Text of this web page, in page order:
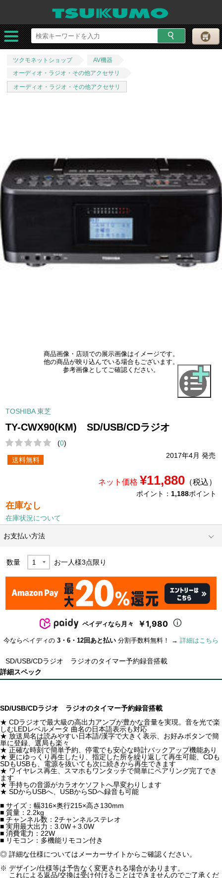
ツクモネットショップ
AV機器
オーディオ・ラジオ・その他アクセサリ
オーディオ・ラジオ・その他アクセサリ
商品画像・店頭での展示画像はイメージです。
他の商品が映り込んでいる場合もございます。
参考画像としてご確認ください。
TOSHIBA 東芝
TY-CWX90(KM) SD/USB/CDラジオ
(0)
2017年4月 発売
送料無料
ネット価格 ¥11,880（税込）
ポイント： 1,188ポイント
在庫なし
在庫状況について
お支払い方法
数量 お一人様3点限り
ペイディなら月々 ￥1,980
今ならペイディの 3・6・12回あと払い 分割手数料無料！ → 詳細はこちら
SD/USB/CDラジオ ラジオのタイマー予約録音搭載
詳細スペック
SD/USB/CDラジオ ラジオのタイマー予約録音搭載
★ CDラジオで最大級の高出力アンプが豊かな音量を実現。音を光で楽
しむLEDレベルメータ 曲名の日本語表示も対応
★ 放送局名は読みやすい日本語/漢字で大きく表示、お好みボタンで簡
単に登録、選局も楽々
★ 正確な時刻で簡単予約、停電でも安心な時計バックアップ機能あり
★ 更にゆっくり再生したり、指定した所を繰り返して再生可能、CDも
SDもUSBも、電源を抜いても次に続きから再生できます
★ ワイヤレス再生、スマホもワンタッチで簡単にペアリング完了でき
ます
★ 手持ちの音源がカラオケソフトへ早変わりします
★ SDからUSBへ、USBからSDへ録音も可能
■ サイズ：幅316×奥行215×高さ130mm
■ 質量：2.2kg
■ チャンネル数：2チャンネルステレオ
■ 実用最大出力：3.0W＋3.0W
■ 消費電力：22W
■ リモコン：多機能リモコン付き
◎ 詳細な仕様についてはメーカーサイトからご確認ください。
※ デザイン/仕様等は予告なく変更される場合があります。
これによる返品/交換は受け付けることはできませんのでご了承くだ